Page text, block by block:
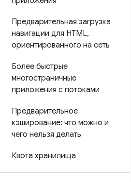
Предварительная загрузка
навигации для HTML,
ориентированного на сеть
Более быстрые
многостраничные
приложения с потоками
Предварительное
кэширование: что можно и
чего нельзя делать
Квота хранилища